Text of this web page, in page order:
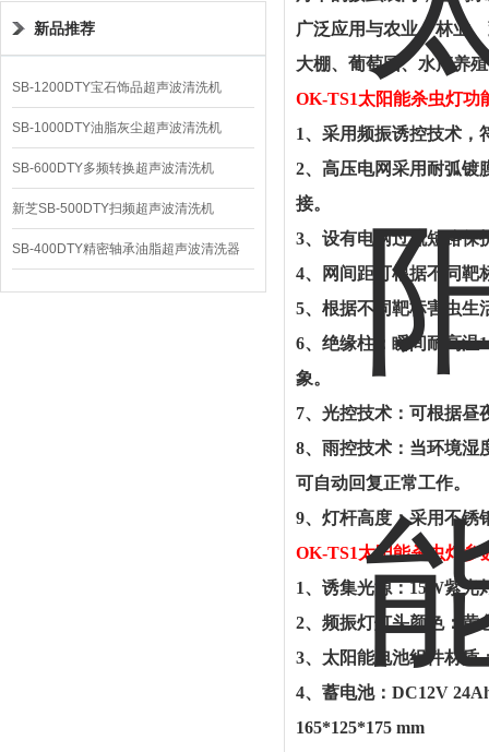
新品推荐
SB-1200DTY宝石饰品超声波清洗机
SB-1000DTY油脂灰尘超声波清洗机
SB-600DTY多频转换超声波清洗机
新芝SB-500DTY扫频超声波清洗机
SB-400DTY精密轴承油脂超声波清洗器
广泛应用与农业、林业
大棚、葡萄园、水产养
OK-TS1太阳能杀虫灯功
1、采用频振诱控技术，
2、高压电网采用耐弧镀
接。
3、设有电网过流短路保
4、网间距可根据不同靶
5、根据不同靶标害虫生
6、绝缘柱：瞬间耐高温
象。
7、光控技术：可根据昼
8、雨控技术：当环境湿
可自动回复正常工作。
9、灯杆高度：采用不锈
OK-TS1太阳能杀虫灯 参
1、诱集光源：15W紫光
2、频振灯灯头颜色：黄
3、太阳能电池组件材质
4、蓄电池：DC12V
165*125*175 mm